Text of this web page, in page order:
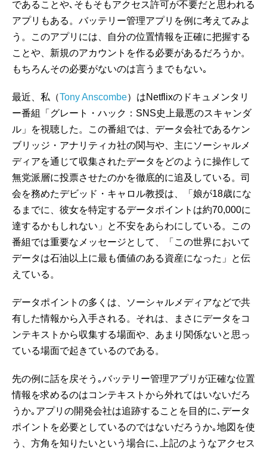
であることや､そもそもアクセス許可が不要だと思われる
アプリもある。バッテリー管理アプリを例に考えてみよ
う。このアプリには、自分の位置情報を正確に把握する
ことや、新規のアカウントを作る必要があるだろうか。
もちろんその必要がないのは言うまでもない｡
最近、私（Tony Anscombe）はNetflixのドキュメンタリ
ー番組「グレート・ハック：SNS史上最悪のスキャンダ
ル」を視聴した。この番組では、データ会社であるケン
ブリッジ・アナリティカ社の関与や、主にソーシャルメ
ディアを通じて収集されたデータをどのように操作して
無党派層に投票させたのかを徹底的に追及している。司
会を務めたデビッド・キャロル教授は、「娘が18歳にな
るまでに、彼女を特定するデータポイントは約70,000に
達するかもしれない」と不安をあらわにしている。この
番組では重要なメッセージとして、「この世界において
データは石油以上に最も価値のある資産になった」と伝
えている。
データポイントの多くは、ソーシャルメディアなどで共
有した情報から入手される。それは、まさにデータをコ
ンテキストから収集する場面や、あまり関係ないと思っ
ている場面で起きているのである。
先の例に話を戻そう｡バッテリー管理アプリが正確な位置
情報を求めるのはコンテキストから外れてはいないだろ
うか｡アプリの開発会社は追跡することを目的に､データ
ポイントを必要としているのではないだろうか｡地図を使
う、方角を知りたいという場合に､上記のようなアクセス